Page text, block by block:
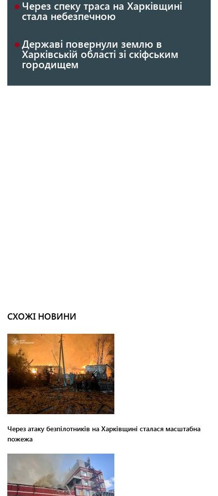
Через спеку траса на Харківщині
стала небезпечною
Державі повернули землю в
Харківській області зі скіфським
городищем
СХОЖІ НОВИНИ
Через атаку безпілотників на Харківщині сталася масштабна
пожежа